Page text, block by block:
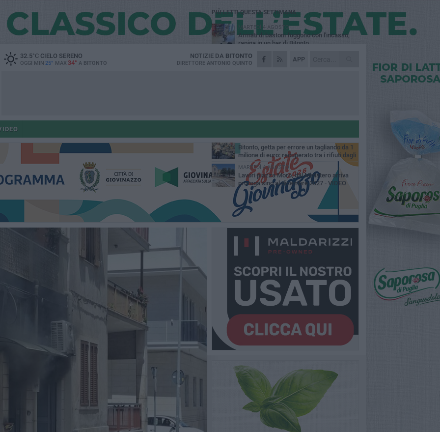
32.5°CCIELO SERENO
OGGI MIN 25° MAX 34° A BITONTO
APP
NOTIZIE DA BITONTO
DIRETTORE ANTONIO QUINTO
PIÙ LETTI QUESTA SETTIMANA
MARTEDÌ 4 AGOSTO
Armati di bastoni fuggono con l'incasso,
rapina in un bar di Bitonto
DOMENICA 2 AGOSTO
Fratelli d'Italia Bitonto: «Vicinanza alla
Parcheggio interrato in piazza Marconi, SI:
MARTEDÌ 4 AGOSTO
Bitonto, getta per errore un tagliando da 1
milione di euro: recuperato tra i rifiuti dagli
operatori SANB
MARTEDÌ 4 AGOSTO
Lavori piazza Moro, dal Ministero arriva
proroga sino al dicembre 2027 - VIDEO